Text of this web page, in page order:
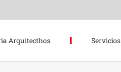
Arquitecthos Servicios